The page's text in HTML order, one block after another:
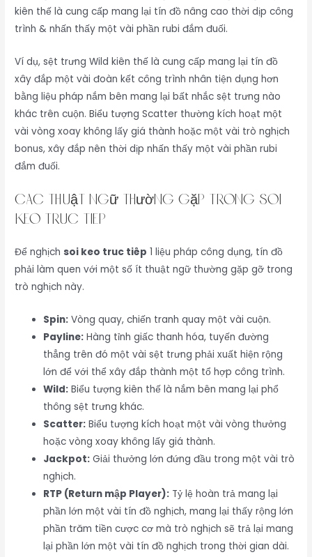
kiên thế là cung cấp mang lại tín đồ nâng cao thời dịp công
trình & nhấn thấy một vài phần rubi đắm đuối.
Ví dụ, sệt trưng Wild kiên thế là cung cấp mang lại tín đồ
xây đắp một vài đoàn kết công trình nhân tiện dụng hơn
bằng liệu pháp nắm bên mang lại bất nhắc sệt trưng nào
khác trên cuộn. Biểu tượng Scatter thường kích hoạt một
vài vòng xoay không lấy giá thành hoặc một vài trò nghịch
bonus, xây đắp nên thời dịp nhấn thấy một vài phần rubi
đắm đuối.
Các Thuật Ngữ Thường Gặp Trong soi
keo truc tiêp
Để nghịchsoi keo truc tiêp 1 liệu pháp công dụng, tín đồ
phải làm quen với một số ít thuật ngữ thường gặp gỡ trong
trò nghịch này.
Spin: Vòng quay, chiến tranh quay một vài cuộn.
Payline: Hàng tỉnh giấc thanh hóa, tuyến đường
thẳng trên đó một vài sệt trưng phải xuất hiện rộng
lớn để với thể xây đắp thành một tổ hợp công trình.
Wild: Biểu tượng kiên thế là nắm bên mang lại phổ
thông sệt trưng khác.
Scatter: Biểu tượng kích hoạt một vài vòng thưởng
hoặc vòng xoay không lấy giá thành.
Jackpot: Giải thưởng lớn đứng đầu trong một vài trò
nghịch.
RTP (Return mập Player): Tỷ lệ hoàn trả mang lại
phần lớn một vài tín đồ nghịch, mang lại thấy rộng lớn
phần trăm tiền cược cơ mà trò nghịch sẽ trả lại mang
lại phần lớn một vài tín đồ nghịch trong thời gian dài.